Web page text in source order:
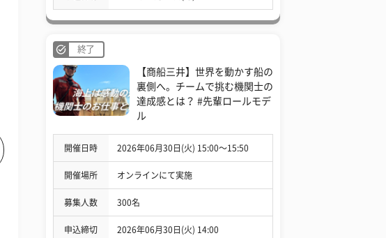
終了
【商船三井】世界を動かす船の
裏側へ。チームで挑む機関士の
達成感とは？ #先輩ロールモデ
ル
開催日時 2026年06月30日(火) 15:00〜15:50
開催場所 オンラインにて実施
募集人数 300名
申込締切 2026年06月30日(火) 14:00